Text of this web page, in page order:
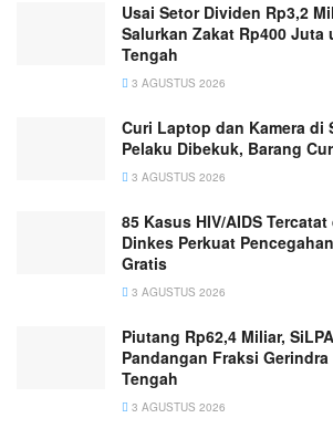
Usai Setor Dividen Rp3,2
Salurkan Zakat Rp400 Juta
Tengah
3 AGUSTUS 2026
Curi Laptop dan Kamera di
Pelaku Dibekuk, Barang
3 AGUSTUS 2026
85 Kasus HIV/AIDS
Dinkes Perkuat
Gratis
3 AGUSTUS 2026
Piutang Rp62,4 Miliar,
Pandangan Fraksi Gerindra
Tengah
3 AGUSTUS 2026